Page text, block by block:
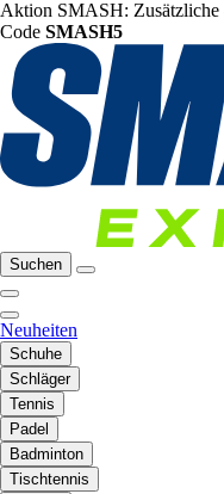
Aktion SMASH: Zusätzliche
Code SMASH5
Suchen
Neuheiten
Schuhe
Schläger
Tennis
Padel
Badminton
Tischtennis